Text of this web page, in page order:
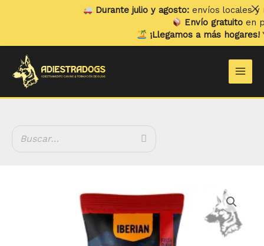
Durante julio y agosto:envíos locales y
Envío gratuitoen
¡Llegamos a más hogares!Ya